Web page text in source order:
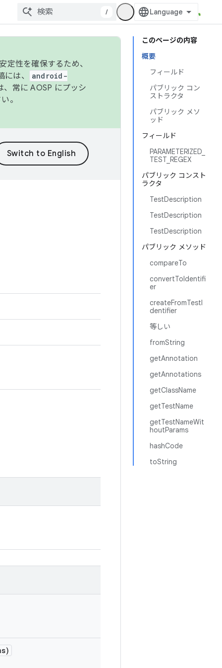
/
このページの内容
概要
フィールド
パブリック コン
ストラクタ
パブリック メソ
ッド
フィールド
PARAMETERIZED_
TEST_REGEX
パブリック コンスト
ラクタ
TestDescription
TestDescription
TestDescription
パブリック メソッド
compareTo
convertToIdentifi
er
createFromTestI
dentifier
等しい
fromString
getAnnotation
getAnnotations
getClassName
getTestName
getTestNameWit
houtParams
hashCode
toString
性を確保するため、
は、
android-
常に AOSP にプッシ
。